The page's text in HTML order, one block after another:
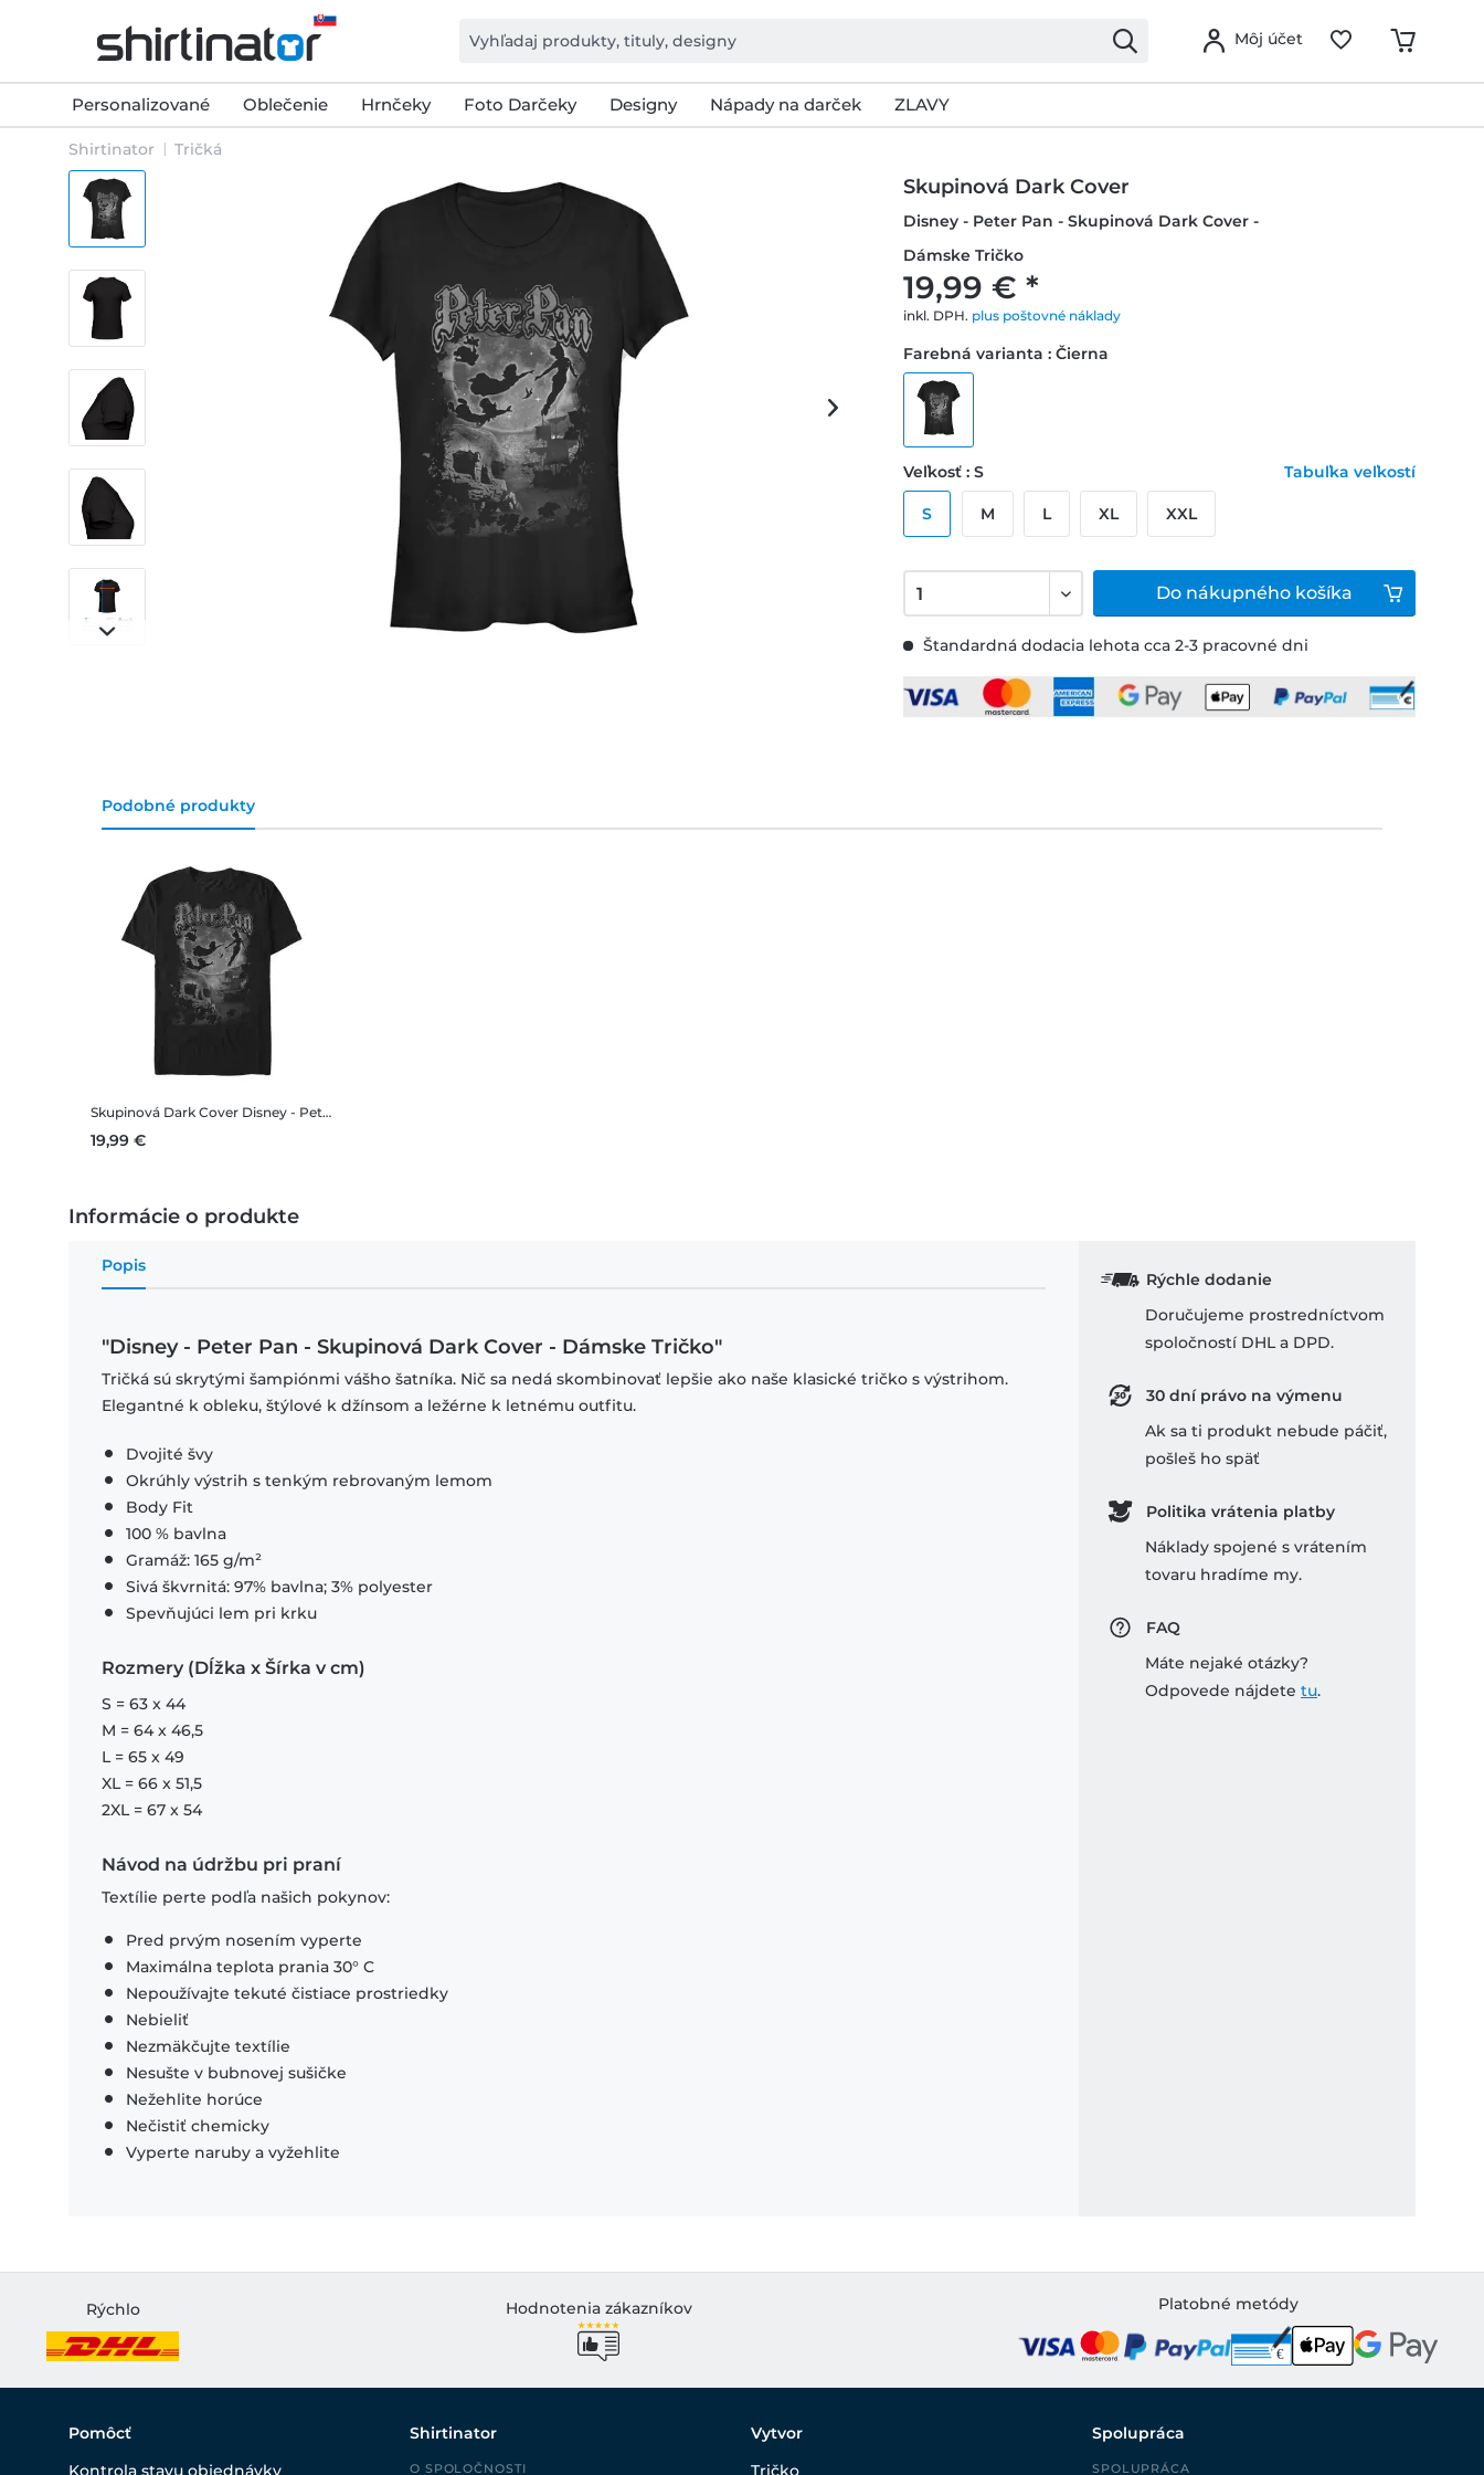
Môj účet
Personalizované Oblečenie Hrnčeky Foto Darčeky Designy Nápady na darček ZLAVY
Shirtinator Tričká
Skupinová Dark Cover
Disney - Peter Pan - Skupinová Dark Cover -
Dámske Tričko
19,99 € *
inkl. DPH. plus poštovné náklady
Štandardná dodacia lehota cca 2-3 pracovné dni
Farebná varianta : Čierna
Veľkosť : S Tabuľka veľkostí
S M L XL XXL
Do nákupného košíka
Podobné produkty
Skupinová Dark Cover Disney - Peter Pan - Skupinová Dark Cover - Pánske Tričko
19,99 €
Informácie o produkte
Popis
"Disney - Peter Pan - Skupinová Dark Cover - Dámske Tričko"
Tričká sú skrytými šampiónmi vášho šatníka. Nič sa nedá skombinovať lepšie ako naše klasické tričko s výstrihom.
Elegantné k obleku, štýlové k džínsom a ležérne k letnému outfitu.
Dvojité švy
Okrúhly výstrih s tenkým rebrovaným lemom
Body Fit
100 % bavlna
Gramáž: 165 g/m²
Sivá škvrnitá: 97% bavlna; 3% polyester
Spevňujúci lem pri krku
Rozmery (Dĺžka x Šírka v cm)
S = 63 x 44
M = 64 x 46,5
L = 65 x 49
XL = 66 x 51,5
2XL = 67 x 54
Návod na údržbu pri praní
Textílie perte podľa našich pokynov:
Pred prvým nosením vyperte
Maximálna teplota prania 30° C
Nepoužívajte tekuté čistiace prostriedky
Nebieliť
Nezmäkčujte textílie
Nesušte v bubnovej sušičke
Nežehlite horúce
Nečistiť chemicky
Vyperte naruby a vyžehlite
Rýchle dodanie
Doručujeme prostredníctvom
spoločností DHL a DPD.
30 dní právo na výmenu
Ak sa ti produkt nebude páčiť,
pošleš ho späť
Politika vrátenia platby
Náklady spojené s vrátením
tovaru hradíme my.
FAQ
Máte nejaké otázky?
Odpovede nájdete tu.
Rýchlo Hodnotenia zákazníkov Platobné metódy
Pomôcť
Shirtinator
O SPOLOČNOSTI
Vytvor
Spolupráca
SPOLUPRÁCA